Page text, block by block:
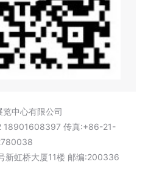
览中心有限公司
18901608397 传真:+86-21-
新虹桥大厦11楼 邮编:200336